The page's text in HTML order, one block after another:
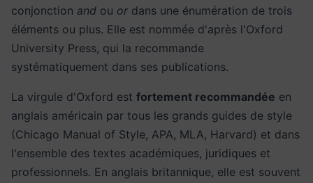
conjonction and ou or dans une énumération de trois
éléments ou plus. Elle est nommée d'après l'Oxford
University Press, qui la recommande
systématiquement dans ses publications.
La virgule d'Oxford est fortement recommandée en
anglais américain par tous les grands guides de style
(Chicago Manual of Style, APA, MLA, Harvard) et dans
l'ensemble des textes académiques, juridiques et
professionnels. En anglais britannique, elle est souvent